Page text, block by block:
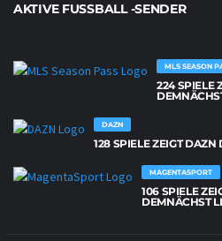
AKTIVE FUSSBALL -SENDER
MLS SEASON
224 SPIELE
DAZN
128 SPIELE ZEIGT DAZN
MAGENTASPORT
106 SPIELE
DEMNÄCHST